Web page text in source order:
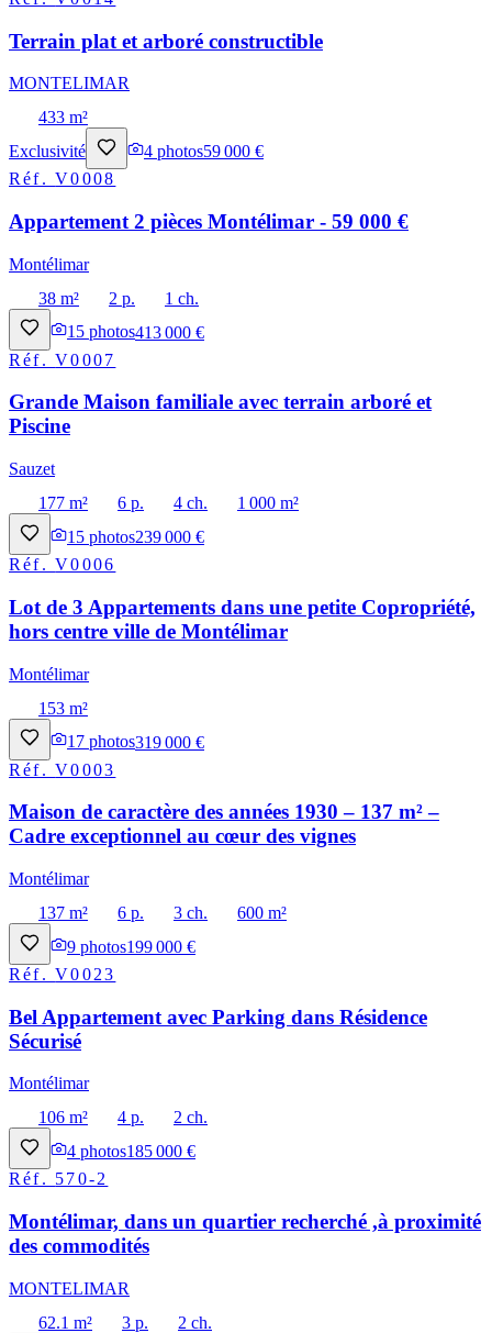
Terrain plat et arboré constructible
MONTELIMAR
433 m²
Exclusivité
4 photos59 000 €
Réf.V0008
Appartement 2 pièces Montélimar - 59 000 €
Montélimar
38 m²
2 p.
1 ch.
15 photos413 000 €
Réf.V0007
Grande Maison familiale avec terrain arboré et
Piscine
Sauzet
177 m²
6 p. 4 ch.
1 000 m²
15 photos239 000 €
Réf.V0006
Lot de 3 Appartements dans une petite Copropriété,
hors centre ville de Montélimar
Montélimar
153 m²
17 photos319 000 €
Réf.V0003
Maison de caractère des années 1930 – 137 m² –
Cadre exceptionnel au cœur des vignes
Montélimar
137 m²
6 p. 3 ch.
600 m²
9 photos199 000 €
Réf.V0023
Bel Appartement avec Parking dans Résidence
Sécurisé
Montélimar
106 m²
4 p.
2 ch.
4 photos185 000 €
Réf. 570-2
Montélimar, dans un quartier recherché ,à proximité
des commodités
MONTELIMAR
62.1 m²
3 p.
2 ch.